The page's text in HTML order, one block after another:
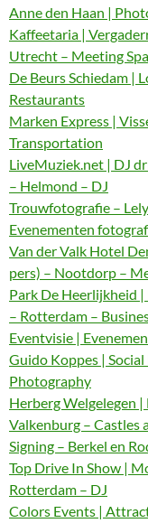
Anne den Haan |
Kaffeetaria |
Utrecht – Meeting
De Beurs Schiedam |
Restaurants
Marken Express |
Transportation
LiveMuziek.net | DJ
– Helmond – DJ
Trouwfotografie –
Evenementen
Van der Valk Hotel
pers) – Nootdorp –
Park De Heerlijkheid
– Rotterdam –
Eventvisie |
Guido Koppes |
Photography
Herberg Welgelegen
Valkenburg – Castles
Signing – Berkel en
Top Drive In Show |
Rotterdam – DJ
Colors Events |